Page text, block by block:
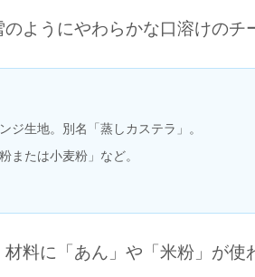
ようにやわらかな口溶けのチ
ジ生地。別名「蒸しカステラ」。
または小麦粉」など。
料に「あん」や「米粉」が使